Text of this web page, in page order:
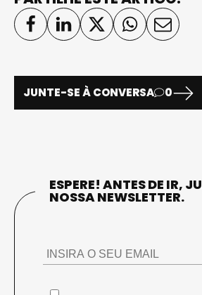
JUNTE-SE À CONVERSA 0
ESPERE! ANTES DE IR,
NOSSA NEWSLETTER.